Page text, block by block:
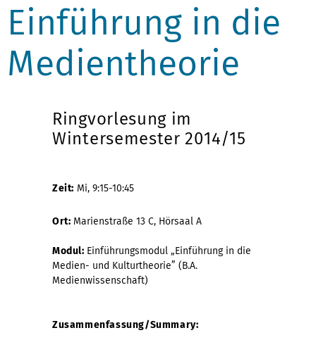
Einführung in die
Medientheorie
Ringvorlesung im
Wintersemester 2014/15
Zeit: Mi, 9:15-10:45
Ort: Marienstraße 13 C, Hörsaal A
Modul: Einführungsmodul „Einführung in die
Medien- und Kulturtheorie” (B.A.
Medienwissenschaft)
Zusammenfassung/Summary: